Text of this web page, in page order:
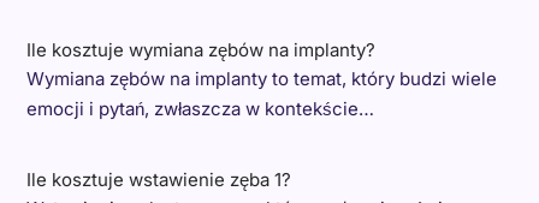
Ile kosztuje wymiana zębów na implanty?
Wymiana zębów na implanty to temat, który budzi wiele
emocji i pytań, zwłaszcza w kontekście…
Ile kosztuje wstawienie zęba 1?